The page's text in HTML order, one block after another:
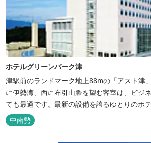
ホテルグリーンパーク津
津駅前のランドマーク地上88mの「アスト津
に伊勢湾、西に布引山脈を望む客室は、ビジ
ても最適です。最新の設備を誇るゆとりのホテ
中南勢